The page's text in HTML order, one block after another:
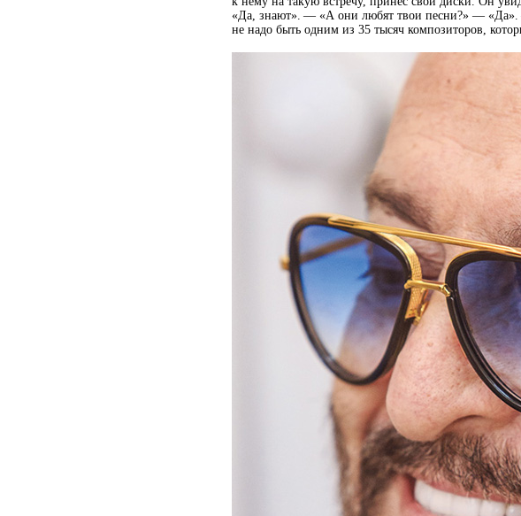
«Да, знают». — «А они любят твои песни?» — «Да».
не надо быть одним из 35 тысяч композиторов,